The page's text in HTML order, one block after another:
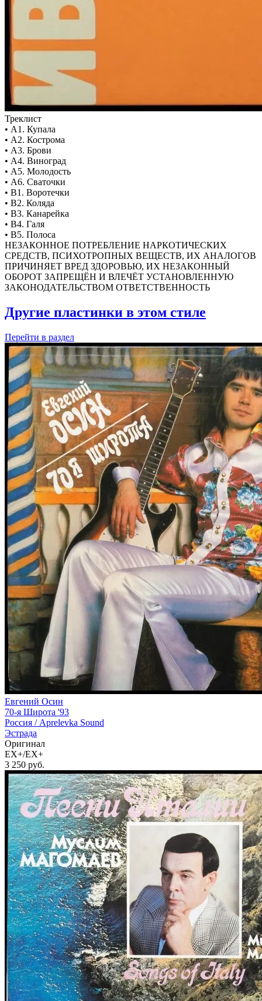
Треклист
• А1. Купала
• А2. Кострома
• А3. Брови
• А4. Виноград
• А5. Молодость
• А6. Сваточки
• В1. Воротечки
• В2. Коляда
• В3. Канарейка
• В4. Галя
• В5. Полоса
НЕЗАКОННОЕ ПОТРЕБЛЕНИЕ НАРКОТИЧЕСКИХ
СРЕДСТВ, ПСИХОТРОПНЫХ ВЕЩЕСТВ, ИХ АНАЛОГОВ
ПРИЧИНЯЕТ ВРЕД ЗДОРОВЬЮ, ИХ НЕЗАКОННЫЙ
ОБОРОТ ЗАПРЕЩЁН И ВЛЕЧЁТ УСТАНОВЛЕННУЮ
ЗАКОНОДАТЕЛЬСТВОМ ОТВЕТСТВЕННОСТЬ
Другие пластинки в этом стиле
Перейти в раздел
Евгений Осин
70-я Широта '93
Россия / Aprelevka Sound
Эстрада
Оригинал
EX+/EX+
3 250 руб.